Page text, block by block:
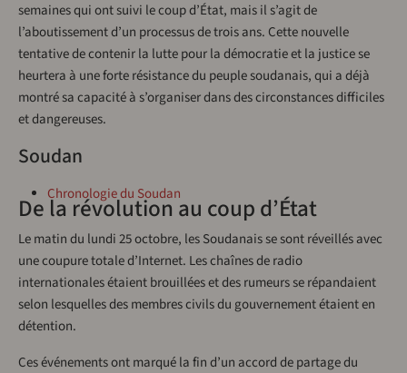
semaines qui ont suivi le coup d’État, mais il s’agit de
l’aboutissement d’un processus de trois ans. Cette nouvelle
tentative de contenir la lutte pour la démocratie et la justice se
heurtera à une forte résistance du peuple soudanais, qui a déjà
montré sa capacité à s’organiser dans des circonstances difficiles
et dangereuses.
Soudan
Chronologie du Soudan
De la révolution au coup d’État
Le matin du lundi 25 octobre, les Soudanais se sont réveillés avec
une coupure totale d’Internet. Les chaînes de radio
internationales étaient brouillées et des rumeurs se répandaient
selon lesquelles des membres civils du gouvernement étaient en
détention.
Ces événements ont marqué la fin d’un accord de partage du